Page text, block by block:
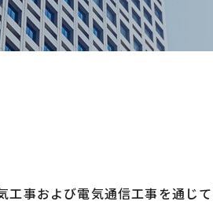
事および電気通信工事を通じ